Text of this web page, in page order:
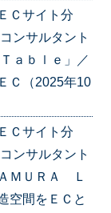
Ｃサイト分
ンサルタント
ａｂｌｅ」／
Ｃ（2025年10
Ｃサイト分
ンサルタント
ＭＵＲＡ Ｌ
空間をＥＣと